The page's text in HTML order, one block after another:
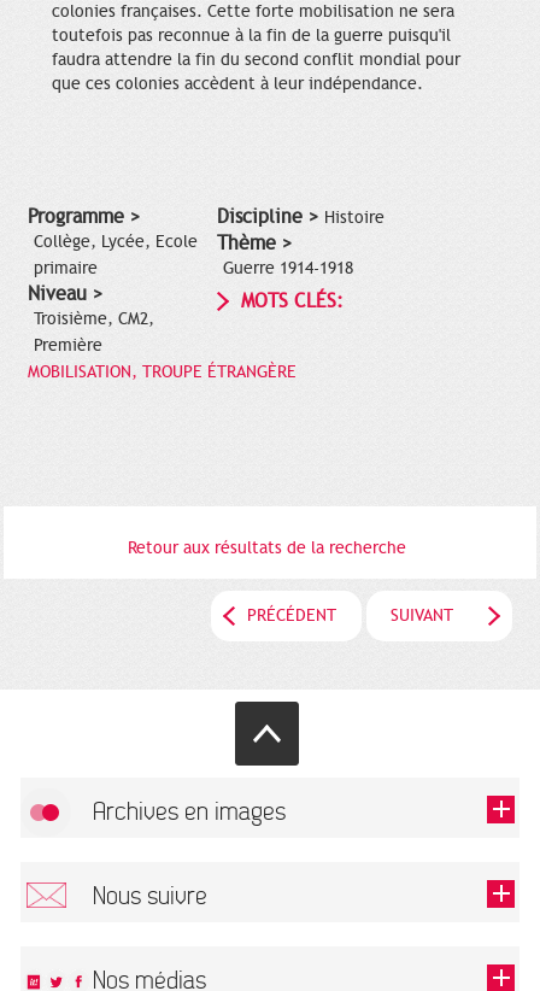
colonies françaises. Cette forte mobilisation ne sera
toutefois pas reconnue à la fin de la guerre puisqu'il
faudra attendre la fin du second conflit mondial pour
que ces colonies accèdent à leur indépendance.
Programme >
Collège, Lycée, Ecole
primaire
Niveau >
Troisième, CM2,
Première
Discipline > Histoire
Thème >
Guerre 1914-1918
MOTS CLÉS:
MOBILISATION, TROUPE ÉTRANGÈRE
Retour aux résultats de la recherche
PRÉCÉDENT SUIVANT
Archives en images
Nous suivre
Nos médias